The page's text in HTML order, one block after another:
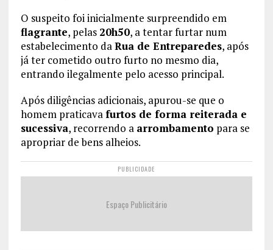
O suspeito foi inicialmente surpreendido em
flagrante, pelas 20h50, a tentar furtar num
estabelecimento daRua de Entreparedes, após
já ter cometido outro furto no mesmo dia,
entrando ilegalmente pelo acesso principal.
Após diligências adicionais, apurou-se que o
homem praticavafurtos de forma reiterada e
sucessiva, recorrendo a arrombamento para se
apropriar de bens alheios.
PUBLICIDADE
Espaço Publicitário